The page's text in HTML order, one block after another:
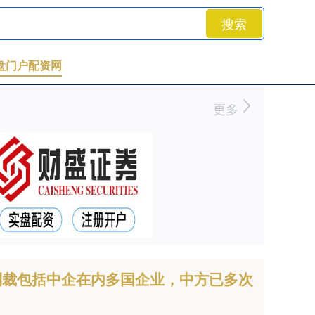
搜索
门户配资网
更多
包括中企在内多国企业，中方已多次